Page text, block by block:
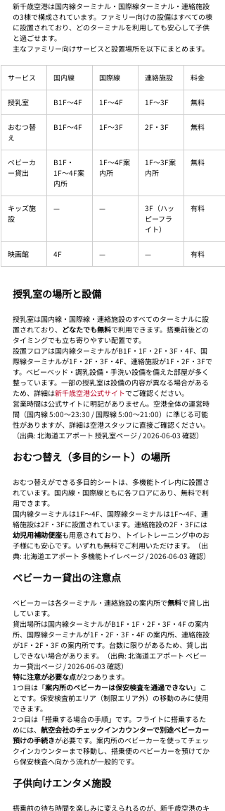
新千歳空港は国内線ターミナル・国際線ターミナル・連絡施設
の3棟で構成されています。ファミリー向けの設備はすべての棟
に設置されており、どのターミナルを利用しても安心して子供
と過ごせます。
主なファミリー向けサービスと設置場所を以下にまとめます。
サービス 国内線 国際線 連絡施設 料金
授乳室 B1F〜4F 1F〜4F 1F〜3F 無料
おむつ替
え
B1F〜4F 1F〜3F 2F・3F 無料
ベビーカ
ー貸出
B1F・
1F〜4F案
内所
1F〜4F案
内所
1F〜3F案
内所
無料
キッズ施
設
— —
3F（ハッ
ピーフラ
イト）
有料
映画館 4F — — 有料
授乳室の場所と設備
授乳室は国内線・国際線・連絡施設のすべてのターミナルに設
置されており、 どなたでも無料で利用できます。搭乗前後どの
タイミングでも立ち寄りやすい配置です。
設置フロアは国内線ターミナルがB1F・1F・2F・3F・4F、国
際線ターミナルが1F・2F・3F・4F、連絡施設が1F・2F・3Fで
す。ベビーベッド・調乳設備・手洗い設備を備えた部屋が多く
整っています。一部の授乳室は設備の内容が異なる場合がある
ため、詳細は新千歳空港公式サイトでご確認ください。
営業時間は公式サイトに明記がありません。空港全体の運営時
間（国内線 5:00〜23:30 / 国際線 5:00〜21:00）に準じる可能
性がありますが、詳細は空港スタッフに直接ご確認ください。
（出典: 北海道エアポート 授乳室ページ / 2026-06-03 確認）
おむつ替え（多目的シート）の場所
おむつ替えができる多目的シートは、多機能トイレ内に設置さ
れています。国内線・国際線ともに各フロアにあり、無料で利
用できます。
国内線ターミナルは1F〜4F、国際線ターミナルは1F〜4F、連
絡施設は2F・3Fに設置されています。連絡施設の2F・3Fには
幼児用補助便座も用意されており、トイレトレーニング中のお
子様にも安心です。いずれも無料でご利用いただけます。（出
典: 北海道エアポート 多機能トイレページ / 2026-06-03 確認）
ベビーカー貸出の注意点
ベビーカーは各ターミナル・連絡施設の案内所で無料で貸し出
しています。
貸出場所は国内線ターミナルがB1F・1F・2F・3F・4F の案内
所、国際線ターミナルが1F・2F・3F・4F の案内所、連絡施設
が1F・2F・3F の案内所です。台数に限りがあるため、貸し出
しできない場合があります。（出典: 北海道エアポート ベビー
カー貸出ページ / 2026-06-03 確認）
特に注意が必要な点が2つあります。
1つ目は「案内所のベビーカーは保安検査を通過できない」こ
とです。保安検査前エリア（制限エリア外）の移動のみに使用
できます。
2つ目は「搭乗する場合の手順」です。フライトに搭乗するた
めには、 航空会社のチェックインカウンターで別途ベビーカー
預けの手続きが必要です。案内所のベビーカーを使ってチェッ
クインカウンターまで移動し、搭乗便のベビーカーを預けてか
ら保安検査へ向かう流れが一般的です。
子供向けエンタメ施設
搭乗前の待ち時間を楽しみに変えられるのが、新千歳空港のキ